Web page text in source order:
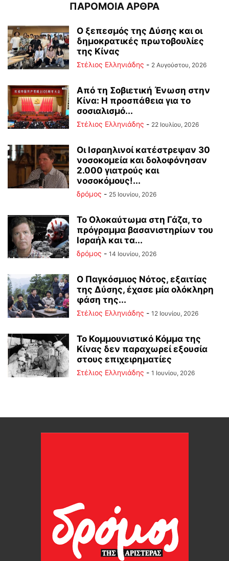
ΠΑΡΟΜΟΙΑ ΑΡΘΡΑ
Ο ξεπεσμός της Δύσης και οι
δημοκρατικές πρωτοβουλίες
της Κίνας
Στέλιος Ελληνιάδης - 2 Αυγούστου, 2026
Από τη Σοβιετική Ένωση στην
Κίνα: Η προσπάθεια για το
σοσιαλισμό...
Στέλιος Ελληνιάδης - 22 Ιουλίου, 2026
Οι Ισραηλινοί κατέστρεψαν 30
νοσοκομεία και δολοφόνησαν
2.000 γιατρούς και
νοσοκόμους!...
δρόμος - 25 Ιουνίου, 2026
Το Ολοκαύτωμα στη Γάζα, το
πρόγραμμα βασανιστηρίων του
Ισραήλ και τα...
δρόμος - 14 Ιουνίου, 2026
Ο Παγκόσμιος Νότος, εξαιτίας
της Δύσης, έχασε μία ολόκληρη
φάση της...
Στέλιος Ελληνιάδης - 12 Ιουνίου, 2026
Το Κομμουνιστικό Κόμμα της
Κίνας δεν παραχωρεί εξουσία
στους επιχειρηματίες
Στέλιος Ελληνιάδης - 1 Ιουνίου, 2026